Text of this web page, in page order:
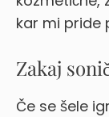
kar mi pride
Zakaj
Če se šele